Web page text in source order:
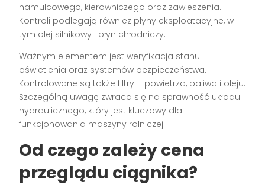
hamulcowego, kierowniczego oraz zawieszenia.
Kontroli podlegają również płyny eksploatacyjne, w
tym olej silnikowy i płyn chłodniczy.
Ważnym elementem jest weryfikacja stanu
oświetlenia oraz systemów bezpieczeństwa.
Kontrolowane są także filtry – powietrza, paliwa i oleju.
Szczególną uwagę zwraca się na sprawność układu
hydraulicznego, który jest kluczowy dla
funkcjonowania maszyny rolniczej.
Od czego zależy cena
przeglądu ciągnika?